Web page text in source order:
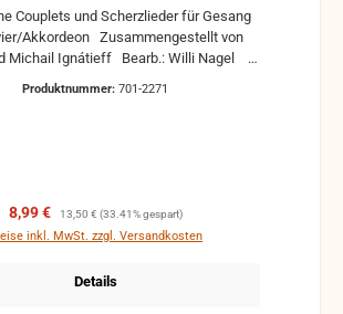
Zusammengestellt von
Ignátieff Bearb.: Willi Nagel
in der Regel gebrauchte, aber nutzbare
Produktnummer: 701-2271
Verkaufspreis:
8,99 € Regulärer Preis:
13,50 € (33.41% gespart)
inkl. MwSt. zzgl. Versandkosten
Details